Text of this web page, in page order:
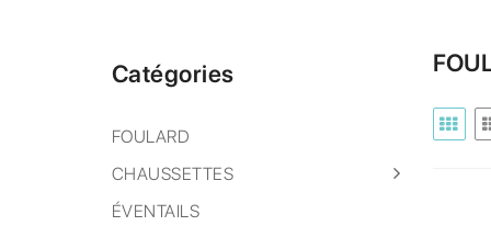
Catégories
FOULARD
CHAUSSETTES
ÉVENTAILS